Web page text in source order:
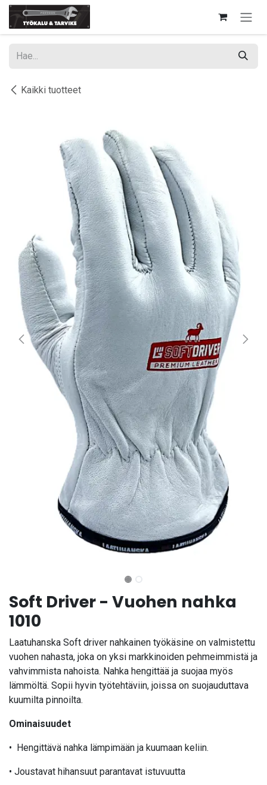
Siirry sisältöön
Kaikki tuotteet
Soft Driver - Vuohen nahka
1010
Laatuhanska Soft driver nahkainen työkäsine on valmistettu
vuohen nahasta, joka on yksi markkinoiden pehmeimmistä ja
vahvimmista nahoista. Nahka hengittää ja suojaa myös
lämmöltä. Sopii hyvin työtehtäviin, joissa on suojauduttava
kuumilta pinnoilta.
Ominaisuudet
• Hengittävä nahka lämpimään ja kuumaan keliin.
• Joustavat hihansuut parantavat istuvuutta